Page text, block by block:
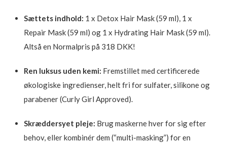
Sættets indhold: 1 x Detox Hair Mask (59 ml), 1 x
Repair Mask (59 ml) og 1 x Hydrating Hair Mask (59 ml).
Altså en Normalpris på 318 DKK!
Ren luksus uden kemi: Fremstillet med certificerede
økologiske ingredienser, helt fri for sulfater, silikone og
parabener (Curly Girl Approved).
Skræddersyet pleje: Brug maskerne hver for sig efter
behov, eller kombinér dem (“multi-masking”) for en